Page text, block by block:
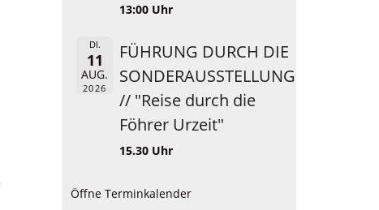
13:00 Uhr
DI.
11
AUG.
2026
FÜHRUNG DURCH DIE
SONDERAUSSTELLUNG
// "Reise durch die
Föhrer Urzeit"
15.30 Uhr
Öffne Terminkalender